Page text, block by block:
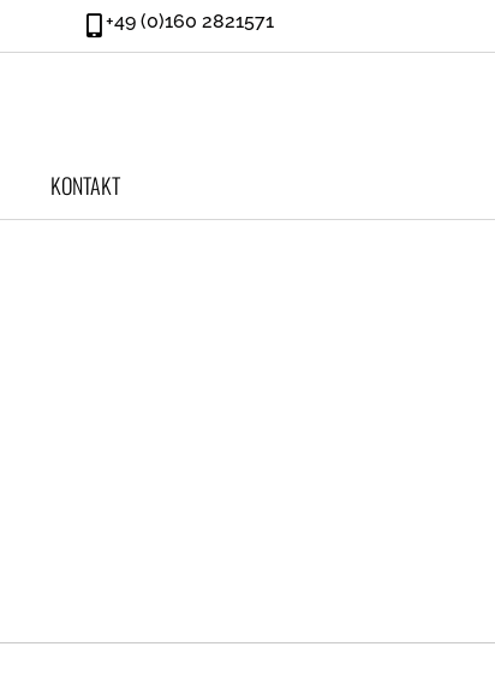
+49 (0)160 2821571
KONTAKT